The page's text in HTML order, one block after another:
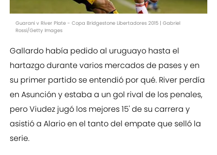
Guarani v River Plate - Copa Bridgestone Libertadores 2015 | Gabriel
Rossi/Getty Images
Gallardo había pedido al uruguayo hasta el
hartazgo durante varios mercados de pases y en
su primer partido se entendió por qué. River perdía
en Asunción y estaba a un gol rival de los penales,
pero Viudez jugó los mejores 15' de su carrera y
asistió a Alario en el tanto del empate que selló la
serie.